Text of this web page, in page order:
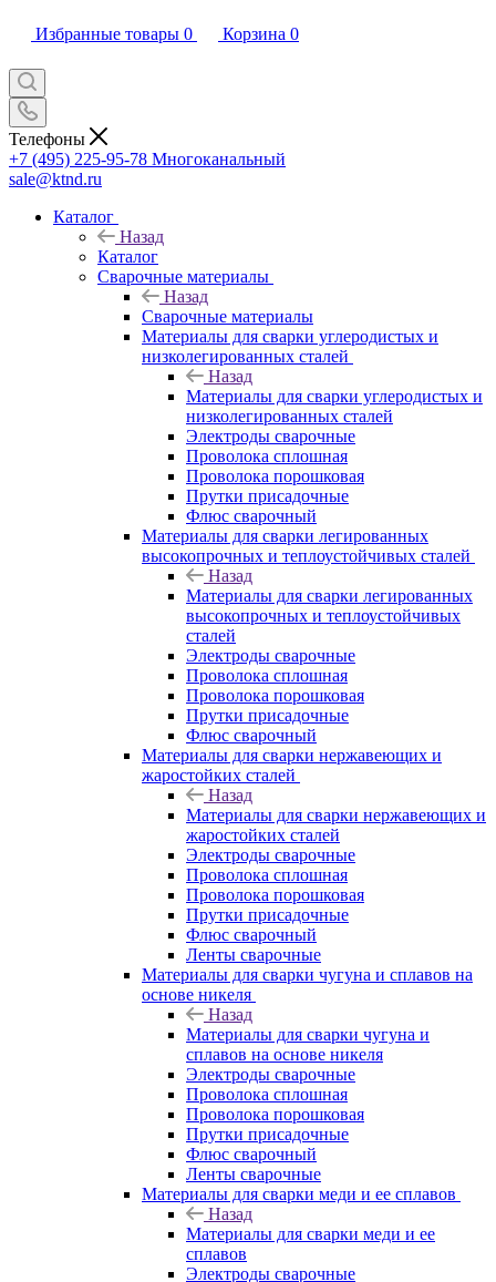
Избранные товары 0 Корзина 0
Телефоны
+7 (495) 225-95-78 Многоканальный
sale@ktnd.ru
Каталог
Назад
Каталог
Сварочные материалы
Назад
Сварочные материалы
Материалы для сварки углеродистых и
низколегированных сталей
Назад
Материалы для сварки углеродистых и
низколегированных сталей
Электроды сварочные
Проволока сплошная
Проволока порошковая
Прутки присадочные
Флюс сварочный
Материалы для сварки легированных
высокопрочных и теплоустойчивых сталей
Назад
Материалы для сварки легированных
высокопрочных и теплоустойчивых
сталей
Электроды сварочные
Проволока сплошная
Проволока порошковая
Прутки присадочные
Флюс сварочный
Материалы для сварки нержавеющих и
жаростойких сталей
Назад
Материалы для сварки нержавеющих и
жаростойких сталей
Электроды сварочные
Проволока сплошная
Проволока порошковая
Прутки присадочные
Флюс сварочный
Ленты сварочные
Материалы для сварки чугуна и сплавов на
основе никеля
Назад
Материалы для сварки чугуна и
сплавов на основе никеля
Электроды сварочные
Проволока сплошная
Проволока порошковая
Прутки присадочные
Флюс сварочный
Ленты сварочные
Материалы для сварки меди и ее сплавов
Назад
Материалы для сварки меди и ее
сплавов
Электроды сварочные